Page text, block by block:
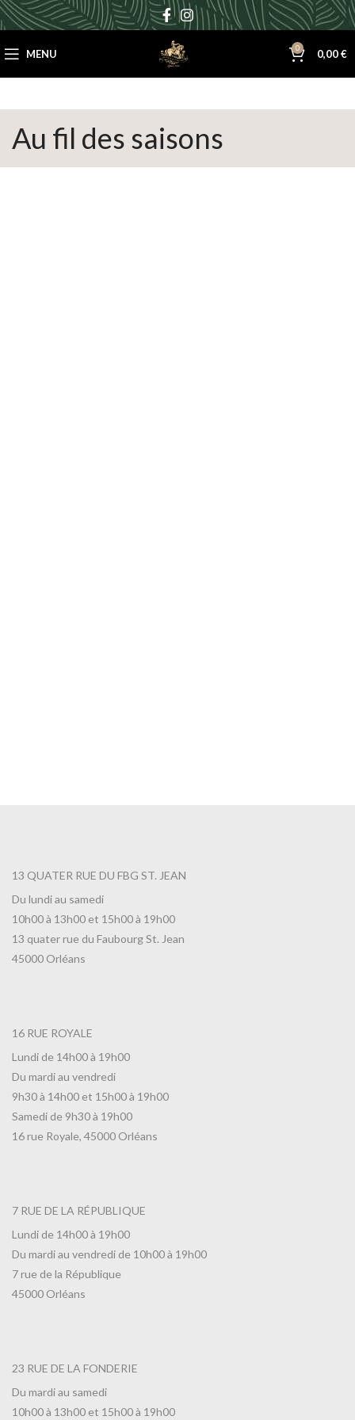
MENU 0 0,00€
Au fil des saisons
13 QUATER RUE DU FBG ST. JEAN
Du lundi au samedi
10h00 à 13h00 et 15h00 à 19h00
13 quater rue du Faubourg St. Jean
45000 Orléans
16 RUE ROYALE
Lundi de 14h00 à 19h00
Du mardi au vendredi
9h30 à 14h00 et 15h00 à 19h00
Samedi de 9h30 à 19h00
16 rue Royale, 45000 Orléans
7 RUE DE LA RÉPUBLIQUE
Lundi de 14h00 à 19h00
Du mardi au vendredi de 10h00 à 19h00
7 rue de la République
45000 Orléans
23 RUE DE LA FONDERIE
Du mardi au samedi
10h00 à 13h00 et 15h00 à 19h00